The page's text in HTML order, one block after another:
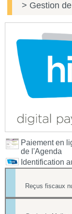
> Gestion
Paiement en
de l'Agenda
Identification
Reçus fiscaux